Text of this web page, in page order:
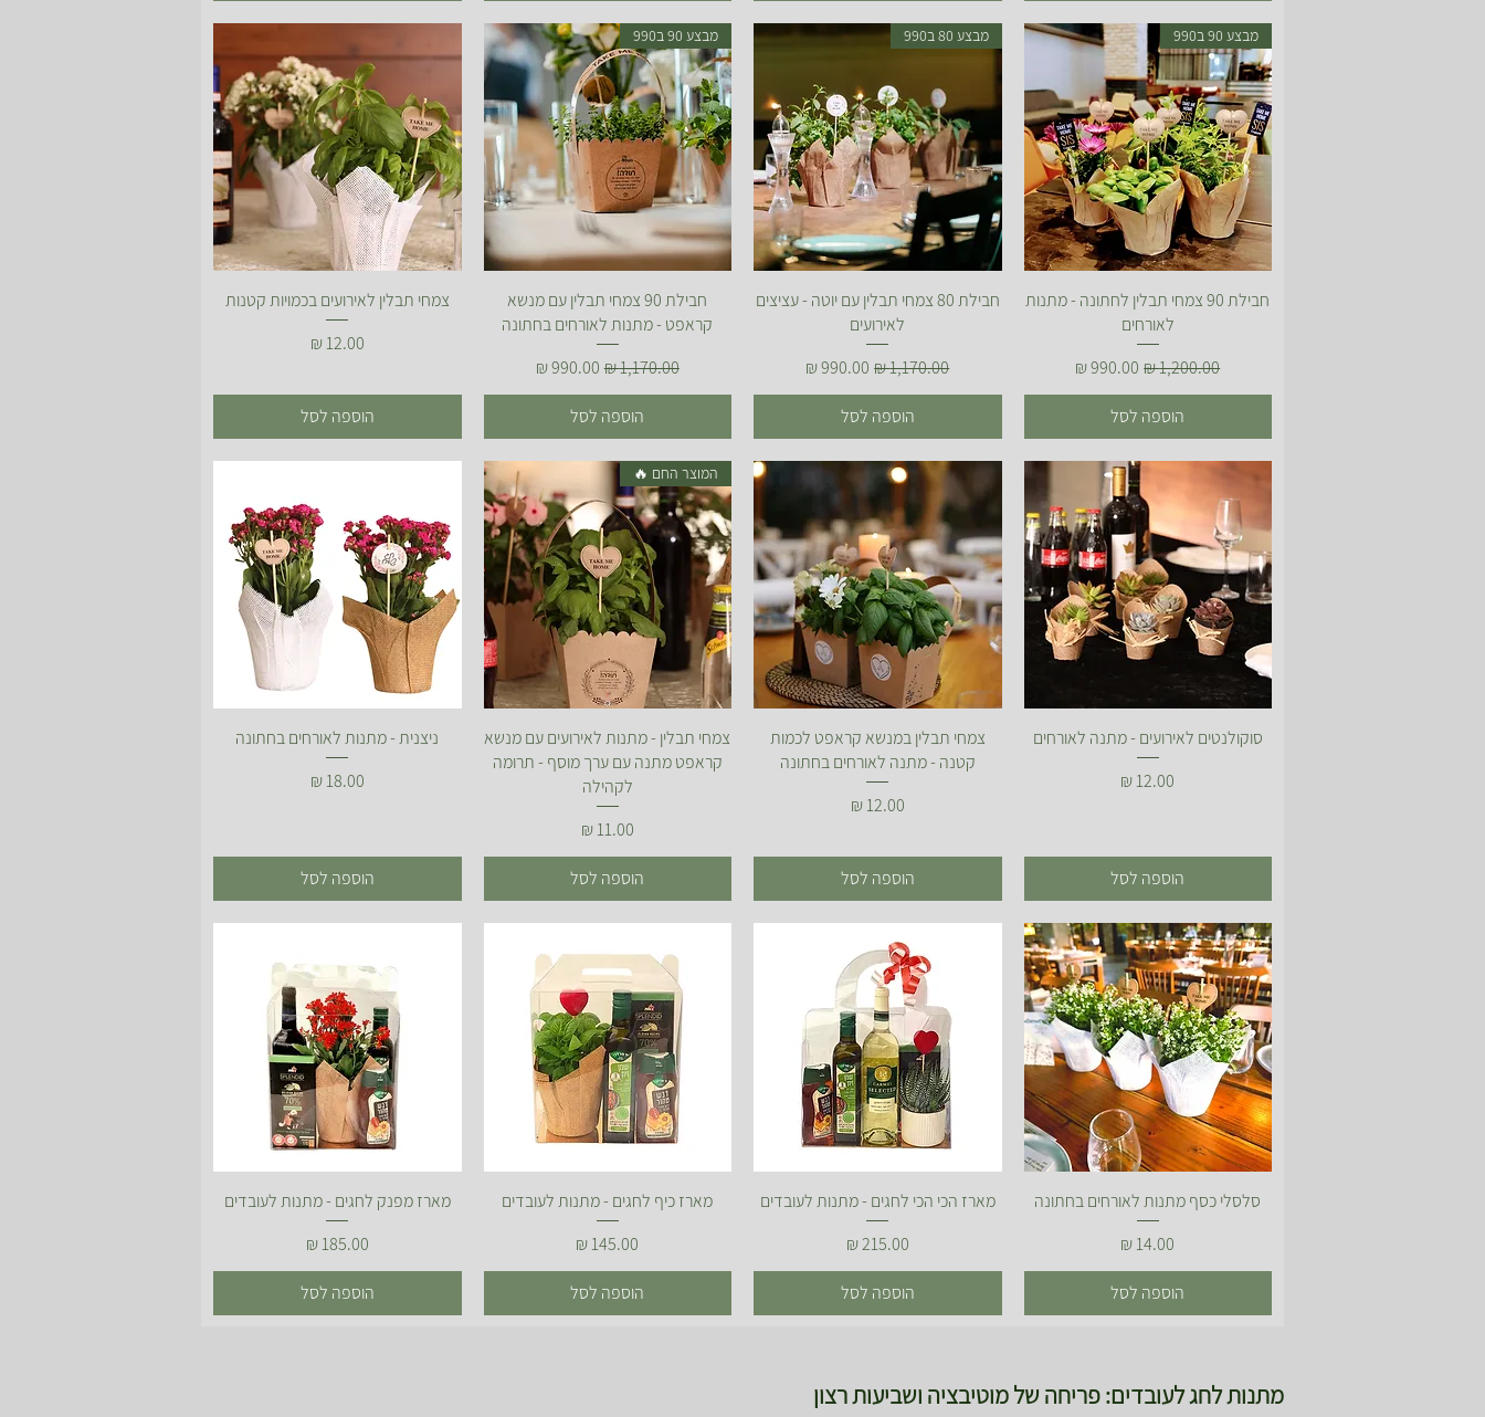
תצוגה מהירה
מבצע 90 ב990
חבילת 90 צמחי תבלין לחתונה - מתנות
לאורחים
מחיר רגיל‏1,200.00 ‏₪ מחיר מבצע
הוספה לסל
תצוגה מהירה
מבצע 80 ב990
חבילת 80 צמחי תבלין עם יוטה - עציצים
לאירועים
מחיר רגיל‏1,170.00 ‏₪ מחיר מבצע
הוספה לסל
תצוגה מהירה
מבצע 90 ב990
חבילת 90 צמחי תבלין עם מנשא
קראפט - מתנות לאורחים בחתונה
מחיר רגיל‏1,170.00 ‏₪ מחיר מבצע
הוספה לסל
תצוגה מהירה
צמחי תבלין לאירועים בכמויות קטנות
מחיר
הוספה לסל
תצוגה מהירה
סוקולנטים לאירועים - מתנה לאורחים
מחיר
הוספה לסל
תצוגה מהירה
צמחי תבלין במנשא קראפט לכמות
קטנה - מתנה לאורחים בחתונה
מחיר
הוספה לסל
תצוגה מהירה
המוצר החם 🔥
צמחי תבלין - מתנות לאירועים עם מנשא
קראפט מתנה עם ערך מוסף - תרומה
לקהילה
מחיר
הוספה לסל
תצוגה מהירה
ניצנית - מתנות לאורחים בחתונה
מחיר
הוספה לסל
תצוגה מהירה
סלסלי כסף מתנות לאורחים בחתונה
מחיר
הוספה לסל
תצוגה מהירה
מארז הכי הכי לחגים - מתנות לעובדים
מחיר
הוספה לסל
תצוגה מהירה
מארז כיף לחגים - מתנות לעובדים
מחיר
הוספה לסל
תצוגה מהירה
מארז מפנק לחגים - מתנות לעובדים
מחיר
הוספה לסל
מתנות לחג לעובדים: פריחה של מוטיבציה ושביעות רצון